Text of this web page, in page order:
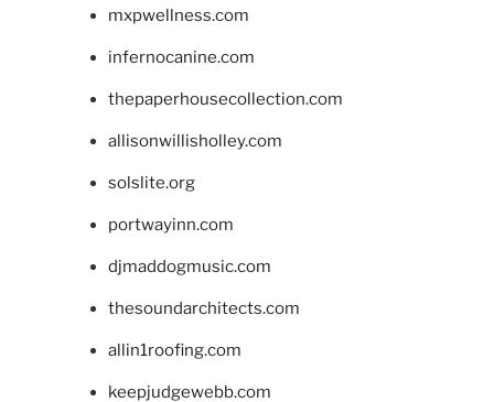
mxpwellness.com
infernocanine.com
thepaperhousecollection.com
allisonwillisholley.com
solslite.org
portwayinn.com
djmaddogmusic.com
thesoundarchitects.com
allin1roofing.com
keepjudgewebb.com